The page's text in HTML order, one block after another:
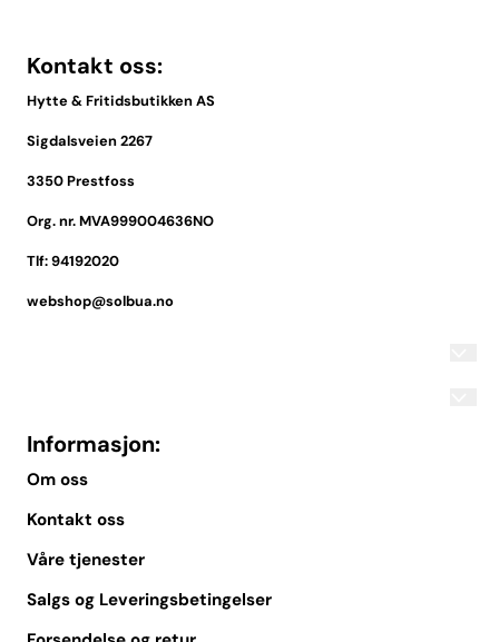
Kontakt oss:
Hytte & Fritidsbutikken AS
Sigdalsveien 2267
3350 Prestfoss
Org. nr. MVA999004636NO
Tlf:94192020
webshop@solbua.no
Informasjon:
Om oss
Kontakt oss
Våre tjenester
Salgs og Leveringsbetingelser